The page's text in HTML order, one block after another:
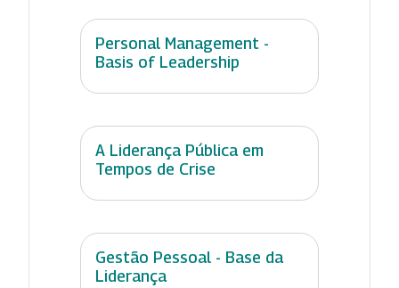
Personal Management -
Basis of Leadership
A Liderança Pública em
Tempos de Crise
Gestão Pessoal - Base da
Liderança